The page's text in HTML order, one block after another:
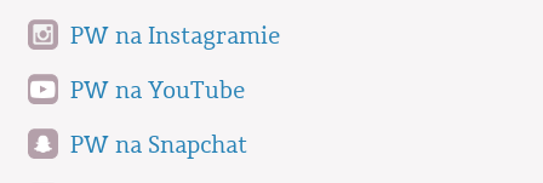
PW na Instagramie
PW na YouTube
PW na Snapchat